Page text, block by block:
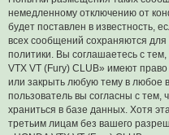
немедленному отключению от
будет поставлен в известность,
всех сообщений сохраняются
политики. Вы соглашаетесь с
VTX VT (Fury) CLUB» имеют
или закрыть любую тему в любое
пользователь вы согласны с
храниться в базе данных. Хотя
третьим лицам без вашего